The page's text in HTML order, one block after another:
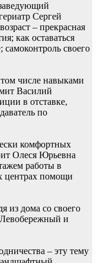
Сергей
– прекрасная
как оставаться
своего
числе навыками
Василий
в отставке,
по
комфортных
Олеся Юрьевна
работы в
центрах помощи
из дома со своего
и
– эту тему